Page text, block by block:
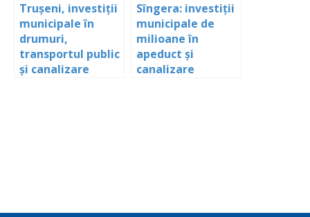
Trușeni, investiții
municipale în
drumuri,
transportul public
și canalizare
Sîngera: investiții
municipale de
milioane în
apeduct și
canalizare